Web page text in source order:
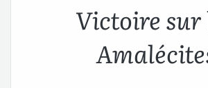
Victoire sur